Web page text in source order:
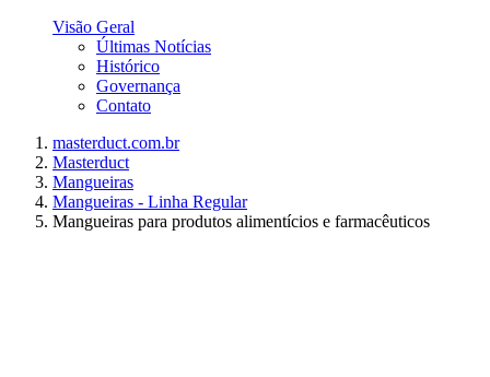
Visão Geral
Últimas Notícias
Histórico
Governança
Contato
masterduct.com.br
Masterduct
Mangueiras
Mangueiras - Linha Regular
Mangueiras para produtos alimentícios e farmacêuticos